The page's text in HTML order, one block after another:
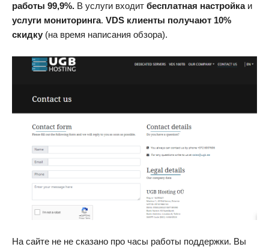
работы 99,9%. В услуги входит бесплатная настройка и
услуги мониторинга. VDS клиенты получают 10%
скидку (на время написания обзора).
На сайте не не сказано про часы работы поддержки. Вы